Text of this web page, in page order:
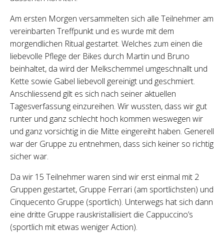
Am ersten Morgen versammelten sich alle Teilnehmer am
vereinbarten Treffpunkt und es wurde mit dem
morgendlichen Ritual gestartet. Welches zum einen die
liebevolle Pflege der Bikes durch Martin und Bruno
beinhaltet, da wird der Melkschemmel umgeschnallt und
Kette sowie Gabel liebevoll gereinigt und geschmiert.
Anschliessend gilt es sich nach seiner aktuellen
Tagesverfassung einzureihen. Wir wussten, dass wir gut
runter und ganz schlecht hoch kommen weswegen wir
und ganz vorsichtig in die Mitte eingereiht haben. Generell
war der Gruppe zu entnehmen, dass sich keiner so richtig
sicher war.
Da wir 15 Teilnehmer waren sind wir erst einmal mit 2
Gruppen gestartet, Gruppe Ferrari (am sportlichsten) und
Cinquecento Gruppe (sportlich). Unterwegs hat sich dann
eine dritte Gruppe rauskristallisiert die Cappuccino’s
(sportlich mit etwas weniger Action).